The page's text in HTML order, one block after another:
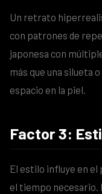
Un retrato
con patrones de
japonesa con
más que una silueta
espacio en la piel.
Factor 3:
El estilo influye en
el tiempo necesario.